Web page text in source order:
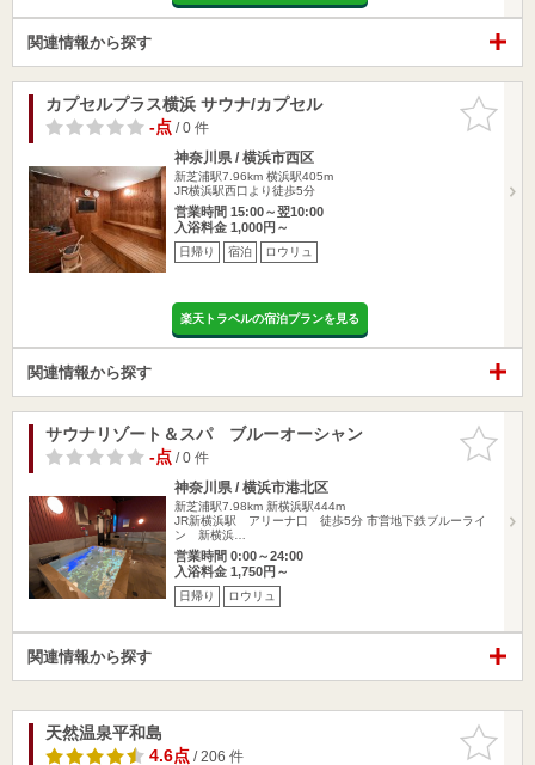
関連情報から探す
お気に入
りに追加
カプセルプラス横浜 サウナ/カプセル
-点/ 0 件
神奈川県 / 横浜市西区
新芝浦駅7.96km 横浜駅405m
JR横浜駅西口より徒歩5分
営業時間 15:00～翌10:00
入浴料金 1,000円～
日帰り 宿泊 ロウリュ
楽天トラベルの宿泊プランを見る
関連情報から探す
お気に入
りに追加
サウナリゾート＆スパ ブルーオーシャン
-点/ 0 件
神奈川県 / 横浜市港北区
新芝浦駅7.98km 新横浜駅444m
JR新横浜駅 アリーナ口 徒歩5分 市営地下鉄ブルーライ
ン 新横浜…
営業時間 0:00～24:00
入浴料金 1,750円～
日帰り ロウリュ
関連情報から探す
お気に入
りに追加
天然温泉平和島
4.6点/ 206 件